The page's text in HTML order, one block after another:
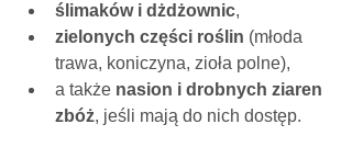
ślimaków i dżdżownic,
zielonych części roślin (młoda
trawa, koniczyna, zioła polne),
a także nasion i drobnych ziaren
zbóż, jeśli mają do nich dostęp.